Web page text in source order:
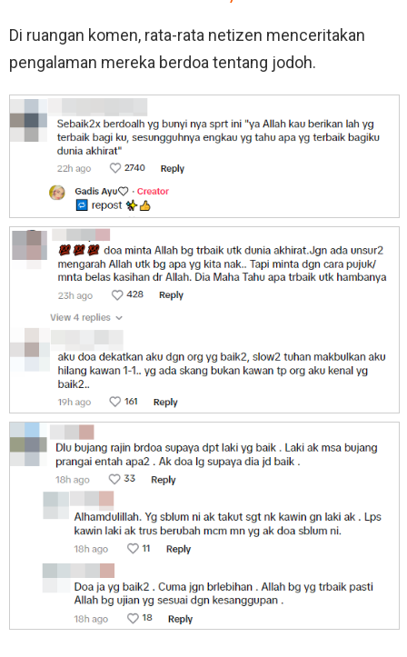
Di ruangan komen, rata-rata netizen menceritakan
pengalaman mereka berdoa tentang jodoh.